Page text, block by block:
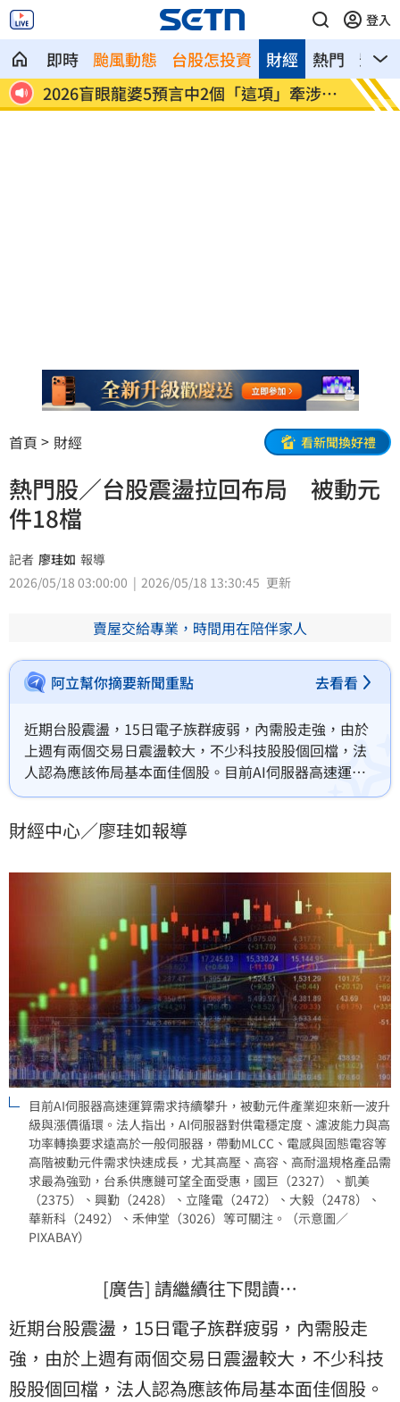
登入
即時 颱風動態 台股怎投資 熱門 影音
財經
台 陽台內褲沾精液！人妻調監視器驚覺是他 陪伴8
首頁 財經 看新聞換好禮
熱門股／台股震盪拉回布局 被動元
件18檔
記者 廖珪如 報導
2026/05/18 03:00:00
2026/05/18 13:30:45 更新
賣屋交給專業，時間用在陪伴家人
阿立幫你摘要新聞重點 去看看
近期台股震盪，15日電子族群疲弱，內需股走強，由於
上週有兩個交易日震盪較大，不少科技股股個回檔，法
人認為應該佈局基本面佳個股。目前AI伺服器高速運算
需求持續攀升，被動元件產業迎來新一波升級與漲價循
功率轉換要求遠高於一般伺服器，帶動MLCC、電感與固
容、高耐溫規格產品需求最為強勁，台系供應鏈可望全
財經中心／廖珪如報導
目前AI伺服器高速運算需求持續攀升，被動元件產業迎來新一波升
級與漲價循環。法人指出，AI伺服器對供電穩定度、濾波能力與高
功率轉換要求遠高於一般伺服器，帶動MLCC、電感與固態電容等
高階被動元件需求快速成長，尤其高壓、高容、高耐溫規格產品需
求最為強勁，台系供應鏈可望全面受惠，國巨（2327）、凱美
（2375）、興勤（2428）、立隆電（2472）、大毅（2478）、
華新科（2492）、禾伸堂（3026）等可關注。（示意圖／
PIXABAY）
[廣告] 請繼續往下閱讀…
近期台股震盪，15日電子族群疲弱，內需股走
強，由於上週有兩個交易日震盪較大，不少科技
股股個回檔，法人認為應該佈局基本面佳個股。